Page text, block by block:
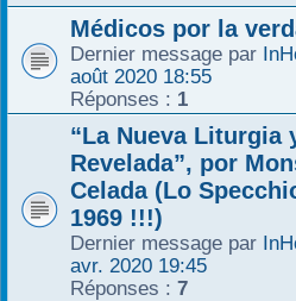
Médicos por la
Dernier message par
août 2020 18:55
Réponses : 1
“La Nueva Liturgia
Revelada”, por
Celada (Lo
1969 !!!)
Dernier message par
avr. 2020 19:45
Réponses : 7